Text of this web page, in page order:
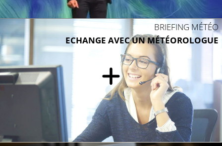
BRIEFING MÉTÉO
ECHANGE AVEC UN MÉTÉOROLOGUE